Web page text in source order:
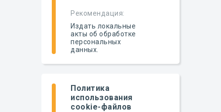
Рекомендация:
Издать локальные
акты об обработке
персональных
данных.
Политика
использования
cookie-файлов